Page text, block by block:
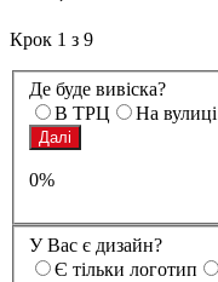
Крок 1 з 9
Де буде вивіска?
В ТРЦ
На вулиці
Далі
0%
У Вас є дизайн?
Є тільки логотип